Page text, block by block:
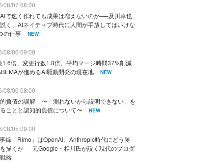
08/07 08:00
で速く作れても成果は増えないのか──及川卓也
く、AIネイティブ時代に人間が手放してはいけな
の仕事
NEW
08/06 09:00
1.6倍、変更行数1.8倍、平均マージ時間37%削減
が進めるAI駆動開発の現在地
NEW
08/06 08:00
負債の誤解 〜「測れないから説明できない」を
ことと認知的負債について〜
NEW
08/05 09:00
録「Rimo」はOpenAI、Anthropic時代にどう勝
描くか──元Google・相川氏が説く現代のプロダ
略